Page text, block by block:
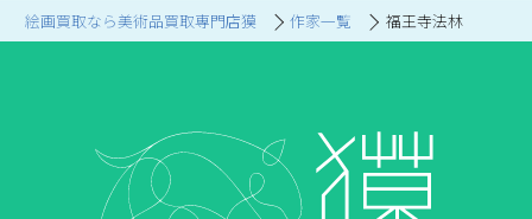
絵画買取なら美術品買取専門店獏 作家一覧 福王寺法林